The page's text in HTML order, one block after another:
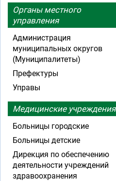
Органы местного
управления
Администрация
муниципальных округов
(Муниципалитеты)
Префектуры
Управы
Медицинские учреждения
Больницы городские
Больницы детские
Дирекция по обеспечению
деятельности учреждений
здравоохранения